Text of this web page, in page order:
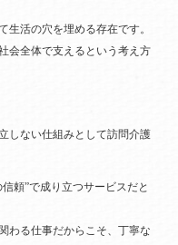
生活の穴を埋める存在です。
会全体で支えるという考え方
しない仕組みとして訪問介護
頼”で成り立つサービスだと
わる仕事だからこそ、丁寧な